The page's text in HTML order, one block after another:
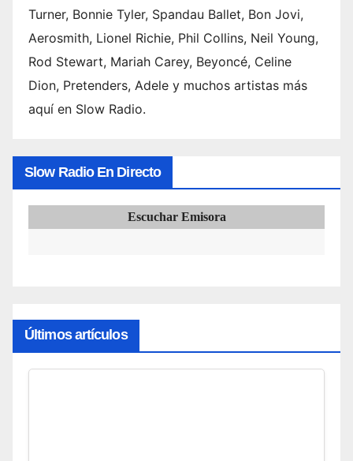
de
Swed
ish
Hous
e
Mafia
Turner, Bonnie Tyler, Spandau Ballet, Bon Jovi,
Aerosmith, Lionel Richie, Phil Collins, Neil Young,
Rod Stewart, Mariah Carey, Beyoncé, Celine
Dion, Pretenders, Adele y muchos artistas más
aquí en Slow Radio.
Slow Radio En Directo
Escuchar Emisora
Últimos artículos